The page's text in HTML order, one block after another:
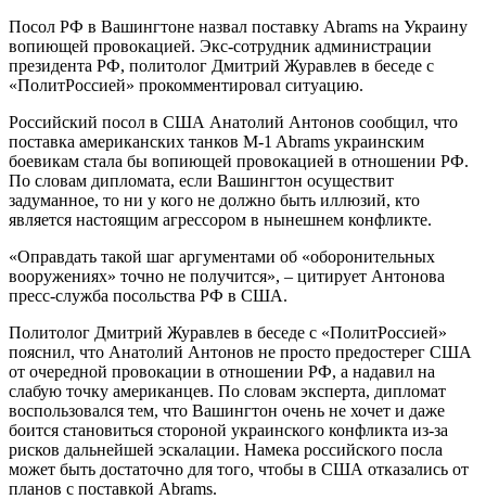
Посол РФ в Вашингтоне назвал поставку Abrams на Украину
вопиющей провокацией. Экс-сотрудник администрации
президента РФ, политолог Дмитрий Журавлев в беседе с
«ПолитРоссией» прокомментировал ситуацию.
Российский посол в США Анатолий Антонов сообщил, что
поставка американских танков M-1 Abrams украинским
боевикам стала бы вопиющей провокацией в отношении РФ.
По словам дипломата, если Вашингтон осуществит
задуманное, то ни у кого не должно быть иллюзий, кто
является настоящим агрессором в нынешнем конфликте.
«Оправдать такой шаг аргументами об «оборонительных
вооружениях» точно не получится», – цитирует Антонова
пресс-служба посольства РФ в США.
Политолог Дмитрий Журавлев в беседе с «ПолитРоссией»
пояснил, что Анатолий Антонов не просто предостерег США
от очередной провокации в отношении РФ, а надавил на
слабую точку американцев. По словам эксперта, дипломат
воспользовался тем, что Вашингтон очень не хочет и даже
боится становиться стороной украинского конфликта из-за
рисков дальнейшей эскалации. Намека российского посла
может быть достаточно для того, чтобы в США отказались от
планов с поставкой Abrams.